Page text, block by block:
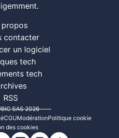
propos
contacter
un logiciel
tech
tech
RSS
SAS 2026
CGUModérationPolitique cookie
des cookies